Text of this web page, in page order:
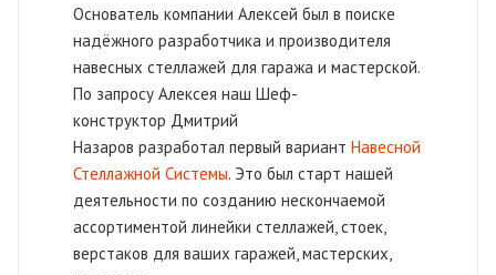
Основатель компании Алексей был в поиске
надёжного разработчика и производителя
навесных стеллажей для гаража и мастерской.
По запросу Алексея наш Шеф-
конструктор Дмитрий
Назаров разработал первый вариант Навесной
Стеллажной Системы. Это был старт нашей
деятельности по созданию нескончаемой
ассортиментой линейки стеллажей, стоек,
верстаков для ваших гаражей, мастерских,